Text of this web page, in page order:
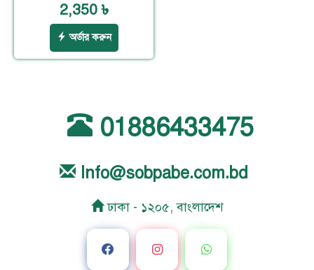
2,350 ৳
অর্ডার করুন
01886433475
Info@sobpabe.com.bd
ঢাকা - ১২০৫, বাংলাদেশ